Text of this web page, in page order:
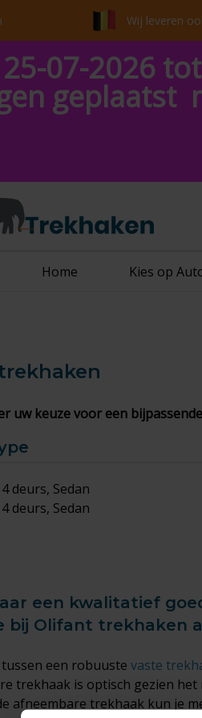
Wij leveren
07-2026
geplaatst
Home Kies op
uw keuze voor een
deurs, Sedan
deurs, Sedan
een kwalitatief
bij Olifant trekhaken
een robuuste vaste
trekhaak is optisch gezien
afneembare trekhaak kun je